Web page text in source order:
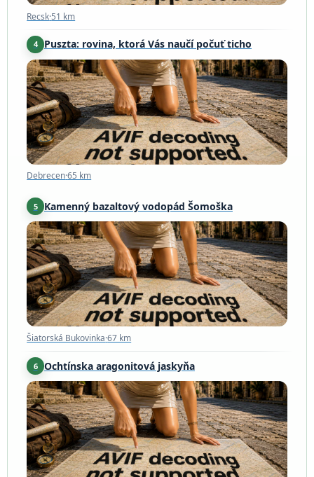
Recsk·51 km
4 Puszta: rovina, ktorá Vás naučí počuť ticho
Debrecen·65 km
Debrecen·65 km
5 Kamenný bazaltový vodopád Šomoška
Šiatorská Bukovinka·67 km
Šiatorská Bukovinka·67 km
6 Ochtínska aragonitová jaskyňa
Ochtiná·75 km